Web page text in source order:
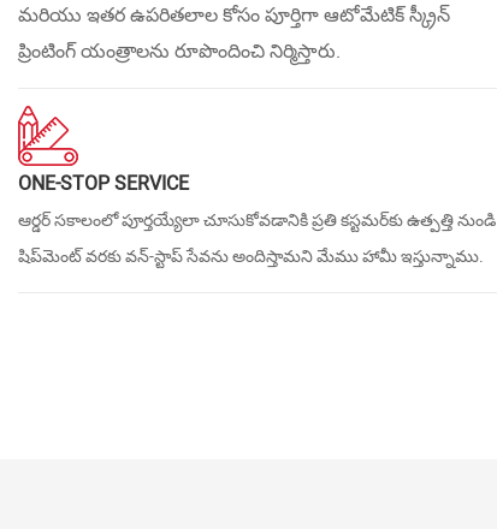
మరియు ఇతర ఉపరితలాల కోసం పూర్తిగా ఆటోమేటిక్ స్క్రీన్
ప్రింటింగ్ యంత్రాలను రూపొందించి నిర్మిస్తారు.
ONE-STOP SERVICE
ఆర్డర్ సకాలంలో పూర్తయ్యేలా చూసుకోవడానికి ప్రతి కస్టమర్‌కు ఉత్పత్తి నుండి
షిప్‌మెంట్ వరకు వన్-స్టాప్ సేవను అందిస్తామని మేము హామీ ఇస్తున్నాము.